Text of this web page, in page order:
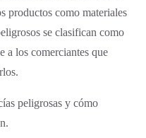
productos como materiales
se clasifican como
a los comerciantes que
peligrosas y cómo